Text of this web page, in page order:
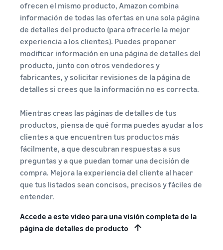
ofrecen el mismo producto, Amazon combina
información de todas las ofertas en una sola página
de detalles del producto (para ofrecerle la mejor
experiencia a los clientes). Puedes proponer
modificar información en una página de detalles del
producto, junto con otros vendedores y
fabricantes, y solicitar revisiones de la página de
detalles si crees que la información no es correcta.
Mientras creas las páginas de detalles de tus
productos, piensa de qué forma puedes ayudar a los
clientes a que encuentren tus productos más
fácilmente, a que descubran respuestas a sus
preguntas y a que puedan tomar una decisión de
compra. Mejora la experiencia del cliente al hacer
que tus listados sean concisos, precisos y fáciles de
entender.
Accede a este video para una visión completa de la
página de detalles de producto